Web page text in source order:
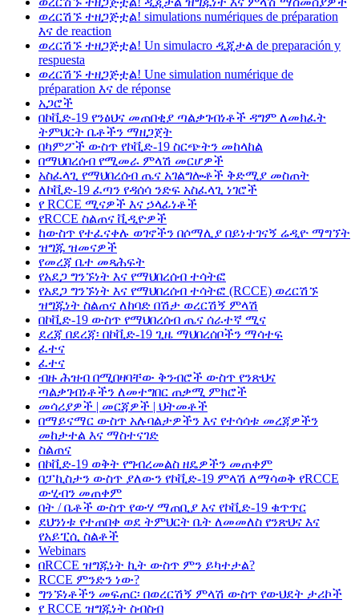
ወረርሽኙ ተዘጋጅቷል! simulations numériques de préparation
እና de reaction
ወረርሽኙ ተዘጋጅቷል! Un simulacro ዲጂታል de preparación y
respuesta
ወረርሽኙ ተዘጋጅቷል! Une simulation numérique de
préparation እና de réponse
አጋሮች
በኮቪድ-19 የንፅህና መጠበቂያ ጣልቃገብነቶች ዳግም ለመክፈት
ትምህርት ቤቶችን ማዘጋጀት
በካምፖች ውስጥ የኮቪድ-19 ስርጭትን መከላከል
በማህበረሰብ የሚመራ ምላሽ መርሆዎች
አስፈላጊ የማህበረሰብ ጤና አገልግሎቶች ቅድሚያ መስጠት
ለኮቪድ-19 ፈጣን የዳሰሳ ንድፍ አስፈላጊ ነገሮች
የ RCCE ሚናዎች እና ኃላፊነቶች
የRCCE ስልጠና ቪዲዮዎች
ከውስጥ የተፈናቀሉ ወገኖችን በሶማሊያ በይነተገናኝ ሬዲዮ ማግኘት
ዝግጁ ዝመናዎች
የመረጃ ቤተ መጻሕፍት
የአደጋ ግንኙነት እና የማህበረሰብ ተሳትፎ
የአደጋ ግንኙነት እና የማህበረሰብ ተሳትፎ (RCCE) ወረርሽኙ
ዝግጁነት ስልጠና ለከባድ በሽታ ወረርሽኝ ምላሽ
በኮቪድ-19 ውስጥ የማህበረሰብ ጤና ሰራተኛ ሚና
ደረጃ በደረጃ፡ በኮቪድ-19 ጊዜ ማህበረሰቦችን ማሳተፍ
ፈተና
ፈተና
ብዙ ሕዝብ በሚበዛባቸው ቅንብሮች ውስጥ የንጽህና
ጣልቃገብነቶችን ለመተግበር ጠቃሚ ምክሮች
መሳሪያዎች | መርጃዎች | ህትመቶች
በማይናማር ውስጥ አሉባልታዎችን እና የተሳሳቱ መረጃዎችን
መከታተል እና ማስተናገድ
ስልጠና
በኮቪድ-19 ወቅት የግብረመልስ ዘዴዎችን መጠቀም
በፓኪስታን ውስጥ ያለውን የኮቪድ-19 ምላሽ ለማሳወቅ የRCCE
ውሂብን መጠቀም
በት / ቤቶች ውስጥ የውሃ ማጠቢያ እና የኮቪድ-19 ቁጥጥር
ደህንነቱ የተጠበቀ ወደ ትምህርት ቤት ለመመለስ የንጽህና እና
የአይፒሲ ስልቶች
Webinars
በRCCE ዝግጁነት ኪት ውስጥ ምን ይካተታል?
RCCE ምንድን ነው?
ግንኙነቶችን መፍጠር፡ በወረርሽኝ ምላሽ ውስጥ የውህደት ታሪኮች
የ RCCE ዝግጁነት ስብስብ